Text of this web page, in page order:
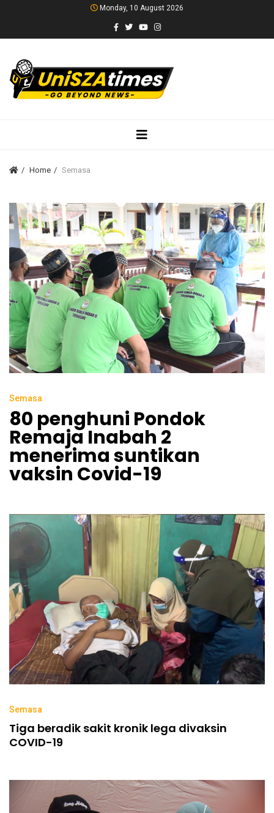
Monday, 10 August 2026
Home Semasa
Semasa
80 penghuni Pondok
Remaja Inabah 2
menerima suntikan
vaksin Covid-19
Semasa
Tiga beradik sakit kronik lega divaksin
COVID-19